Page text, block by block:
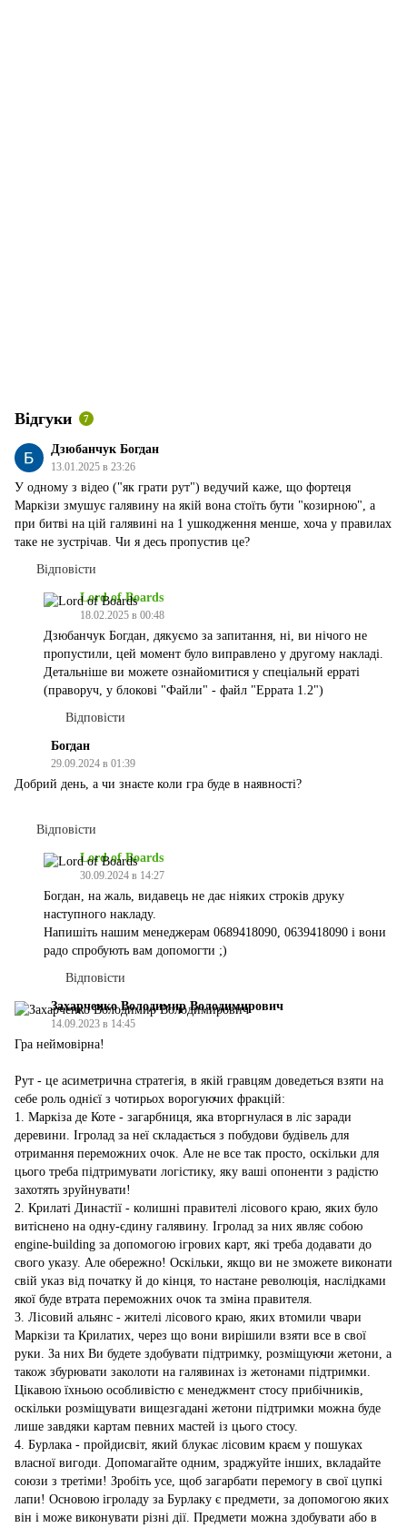
Відгуки 7
Дзюбанчук Богдан
13.01.2025 в 23:26
У одному з відео ("як грати рут") ведучий каже, що фортеця
Маркізи змушує галявину на якій вона стоїть бути "козирною", а
при битві на цій галявині на 1 ушкодження менше, хоча у правилах
таке не зустрічав. Чи я десь пропустив це?
Відповісти
Lord of Boards
18.02.2025 в 00:48
Дзюбанчук Богдан, дякуємо за запитання, ні, ви нічого не
пропустили, цей момент було виправлено у другому накладі.
Детальніше ви можете ознайомитися у спеціальнй ерраті
(праворуч, у блокові "Файли" - файл "Еррата 1.2")
Відповісти
Богдан
29.09.2024 в 01:39
Добрий день, а чи знаєте коли гра буде в наявності?
Відповісти
Lord of Boards
30.09.2024 в 14:27
Богдан, на жаль, видавець не дає ніяких строків друку
наступного накладу.
Напишіть нашим менеджерам 0689418090, 0639418090 і вони
радо спробують вам допомогти ;)
Відповісти
Захарченко Володимир Володимирович
14.09.2023 в 14:45
Гра неймовірна!
Рут - це асиметрична стратегія, в якій гравцям доведеться взяти на
себе роль однієї з чотирьох ворогуючих фракцій:
1. Маркіза де Коте - загарбниця, яка вторгнулася в ліс заради
деревини. Ігролад за неї складається з побудови будівель для
отримання переможних очок. Але не все так просто, оскільки для
цього треба підтримувати логістику, яку ваші опоненти з радістю
захотять зруйнувати!
2. Крилаті Династії - колишні правителі лісового краю, яких було
витіснено на одну-єдину галявину. Ігролад за них являє собою
engine-building за допомогою ігрових карт, які треба додавати до
свого указу. Але обережно! Оскільки, якщо ви не зможете виконати
свій указ від початку й до кінця, то настане революція, наслідками
якої буде втрата переможних очок та зміна правителя.
3. Лісовий альянс - жителі лісового краю, яких втомили чвари
Маркізи та Крилатих, через що вони вирішили взяти все в свої
руки. За них Ви будете здобувати підтримку, розміщуючи жетони, а
також збурювати заколоти на галявинах із жетонами підтримки.
Цікавою їхньою особливістю є менеджмент стосу прибічників,
оскільки розміщувати вищезгадані жетони підтримки можна буде
лише завдяки картам певних мастей із цього стосу.
4. Бурлака - пройдисвіт, який блукає лісовим краєм у пошуках
власної вигоди. Допомагайте одним, зраджуйте інших, вкладайте
союзи з третіми! Зробіть усе, щоб загарбати перемогу в свої цупкі
лапи! Основою ігроладу за Бурлаку є предмети, за допомогою яких
він і може виконувати різні дії. Предмети можна здобувати або в